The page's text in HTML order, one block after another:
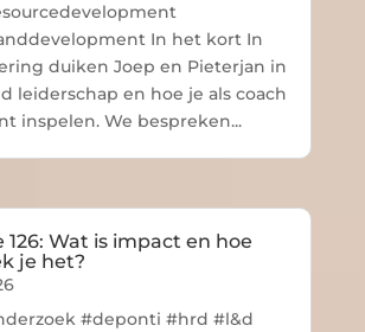
In het kort In
duiken Joep en Pieterjan in
leiderschap en hoe je als coach
inspelen. We bespreken...
126: Wat is impact en hoe
je het?
#deponti #hrd #l&d